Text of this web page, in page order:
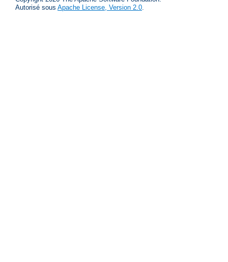
Autorisé sous Apache License, Version 2.0